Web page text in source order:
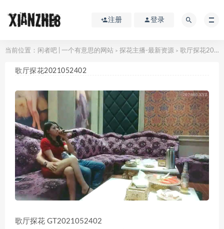
注册 登录
当前位置： 闲者吧 | 一个有意思的网站 > 探花主播-最新资源 > 歌厅探花2021052402
歌厅探花2021052402
歌厅探花 GT2021052402